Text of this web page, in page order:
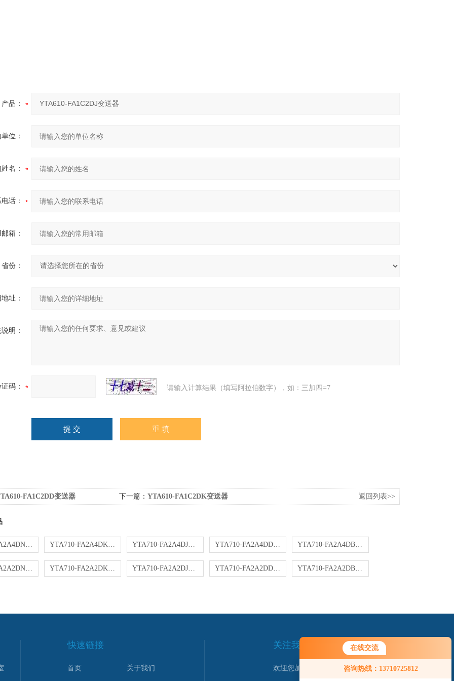
在线交流
咨询热线：13710725812
您好！欢迎前来咨询，很高兴为您
服务，请问您要咨询什么问题呢？
产品：
位：
名：
话：
箱：
省份：
址：
明：
码： 请输入计算结果（填写阿拉伯数字），如：三加四=7
FA1C2DD变送器 下一篇： YTA610-FA1C2DK变送器 返回列表>>
YTA710-FA2A4DN变送器 YTA710-FA2A4DK变送器 YTA710-FA2A4DJ变送器 YTA710-FA2A4DD变送器 YTA710-FA2A4DB变送器
YTA710-FA2A2DN变送器 YTA710-FA2A2DK变送器 YTA710-FA2A2DJ变送器 YTA710-FA2A2DD变送器 YTA710-FA2A2DB变送器
快速链接
首页 关于我们
关注我们
欢迎您加我微信了解更多信息：